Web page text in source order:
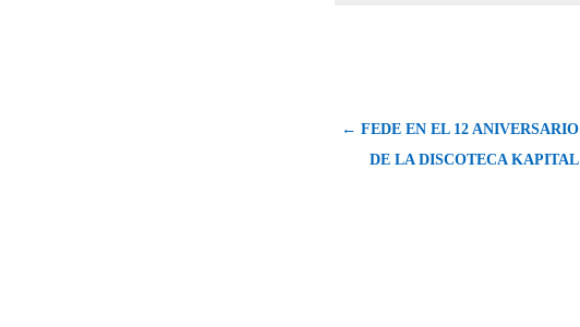
← FEDE EN EL 12 ANIVERSARIO
DE LA DISCOTECA KAPITAL